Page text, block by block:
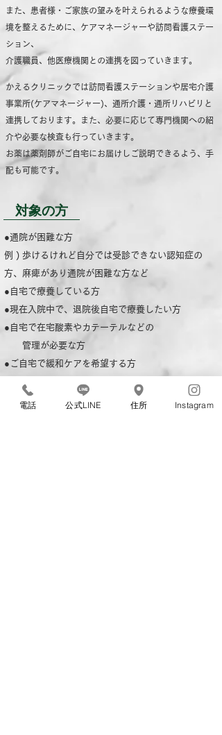
また、患者様・ご家族の望みを叶えられるような療養環
境を整えるために、ケアマネージャーや訪問看護ステー
ション、
介護職員、他医療機関との連携を図っていきます。
かえるクリニックでは訪問看護ステーションや居宅介護
事業所(ケアマネージャー)、通所介護・通所リハビリと
連携しております。また、必要に応じて専門機関への紹
介や必要な検査も行っていきます。
お薬は薬剤師がご自宅にお届けしご説明できるよう、手
配も可能です。
対象の方
●通院が困難な方
例 ) 歩けるけれど自分では受診できない認知症の
方、麻痺があり通院が困難な方など
●自宅で療養している方
●現在入院中で、退院後自宅で療養したい方
●自宅で在宅酸素やカテーテルなどの
管理が必要な方
●ご自宅で緩和ケアを希望する方
​訪問範囲は
​半径16Kmです
電話 公式LINE 住所 Instagram